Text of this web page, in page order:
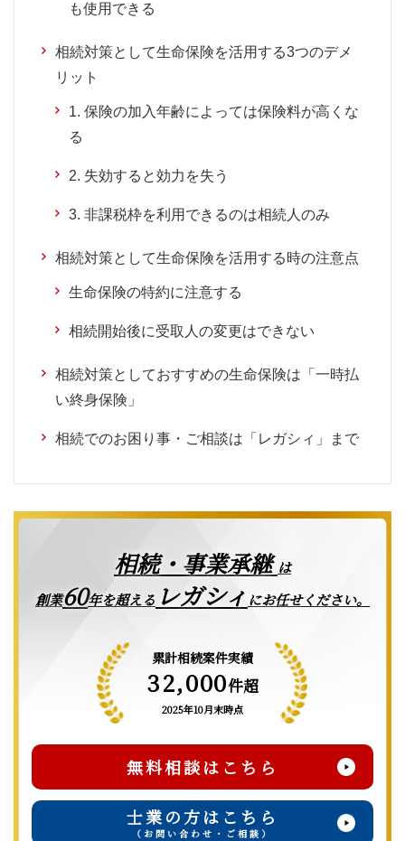
も使用できる
相続対策として生命保険を活用する3つのデメ
リット
1. 保険の加入年齢によっては保険料が高くな
る
2. 失効すると効力を失う
3. 非課税枠を利用できるのは相続人のみ
相続対策として生命保険を活用する時の注意点
生命保険の特約に注意する
相続開始後に受取人の変更はできない
相続対策としておすすめの生命保険は「一時払
い終身保険」
相続でのお困り事・ご相談は「レガシィ」まで
相続・事業承継は
創業60年を超える レガシィ にお任せください。
累計相続案件実績
32,000件超
2025年10月末時点
無料相談はこちら
士業の方はこちら
（お問い合わせ・ご相談）